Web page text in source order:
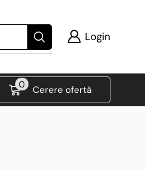
Login
0 Cerere ofertă